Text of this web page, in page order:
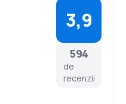
aeroport din
este situat în
în orașul
pe Aeroportul
de pasageri.
în mai 2004,
Internațional
594
de
recenzii
3,9